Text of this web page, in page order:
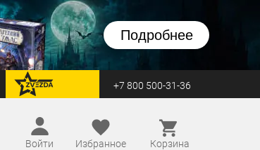
Подробнее
перейти на Zvezda +7 800 500-31-36
Войти
Избранное Корзина